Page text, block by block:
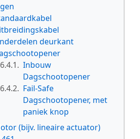
deurkant
6.4.1. Inbouw
Dagschootopener
6.4.2. Fail-Safe
Dagschootopener, met
paniek knop
(bijv. lineaire actuator)